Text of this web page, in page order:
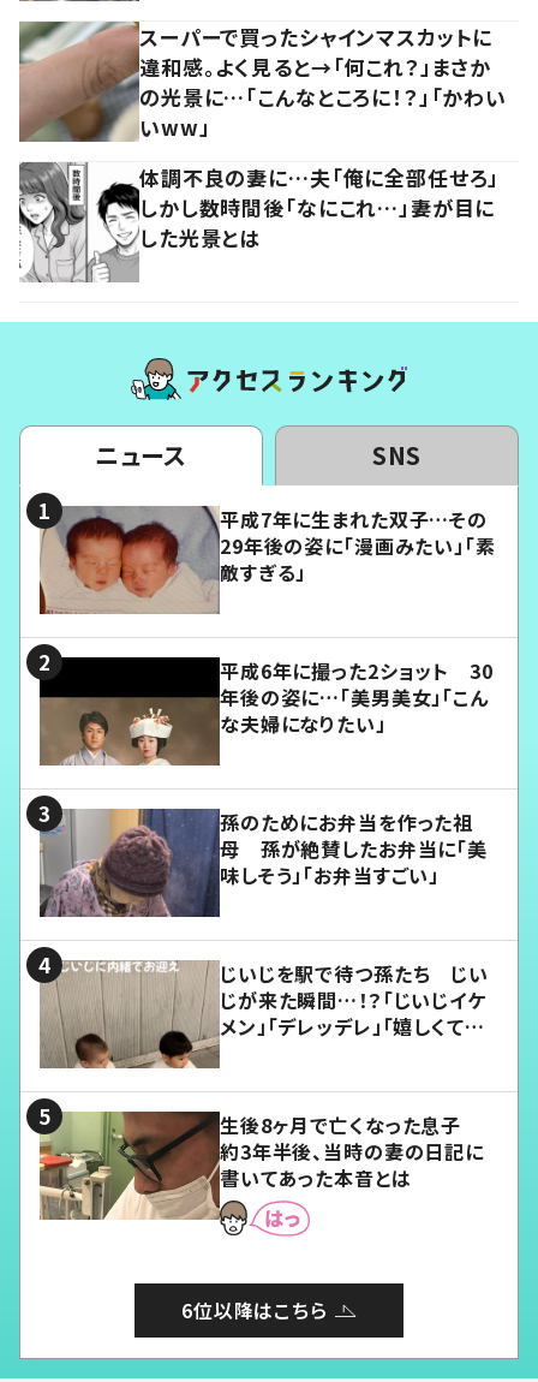
スーパーで買ったシャインマスカットに
違和感。よく見ると→「何これ？」まさか
の光景に…「こんなところに！？」「かわい
いww」
体調不良の妻に…夫「俺に全部任せろ」
しかし数時間後「なにこれ…」妻が目に
した光景とは
ニュース SNS
平成7年に生まれた双子…その
29年後の姿に「漫画みたい」「素
敵すぎる」
平成6年に撮った2ショット 30
年後の姿に…「美男美女」「こん
な夫婦になりたい」
孫のためにお弁当を作った祖
母 孫が絶賛したお弁当に「美
味しそう」「お弁当すごい」
じいじを駅で待つ孫たち じい
じが来た瞬間…！？「じいじイケ
メン」「デレッデレ」「嬉しくて可
生後8ヶ月で亡くなった息子
約3年半後、当時の妻の日記に
書いてあった本音とは
6位以降はこちら